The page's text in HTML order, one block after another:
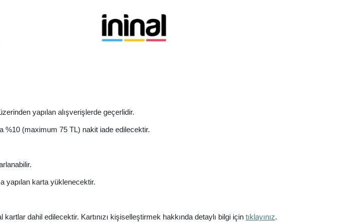
yapılan alışverişlerde geçerlidir.
%10 (maximum 75 TL) nakit iade edilecektir.
yapılan karta yüklenecektir.
kartlar dahil edilecektir. Kartınızı kişiselleştirmek hakkında detaylı bilgi için tıklayınız.